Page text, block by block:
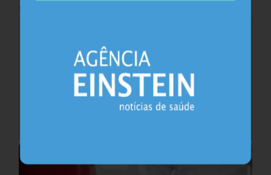
Saúde do coração após os 45 anos pode
antecipar risco de demência